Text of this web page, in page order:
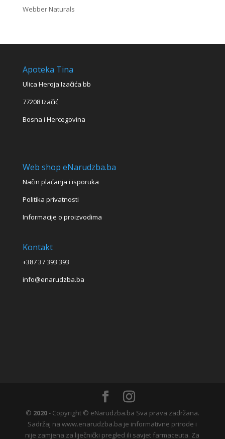
Webber Naturals
Apoteka Tina
Ulica Heroja Izačića bb
77208 Izačić
Bosna i Hercegovina
Web shop eNarudzba.ba
Način plaćanja i isporuka
Politika privatnosti
Informacije o proizvodima
Kontakt
+387 37 393 393
info@enarudzba.ba
© 2020- Copyright © eNarudzba.ba Sva prava zadržana.
Sadržaj na www.enarudzba.ba je informativne prirode i
nije zamjena za liječnički pregled ili savjet farmaceuta. Za